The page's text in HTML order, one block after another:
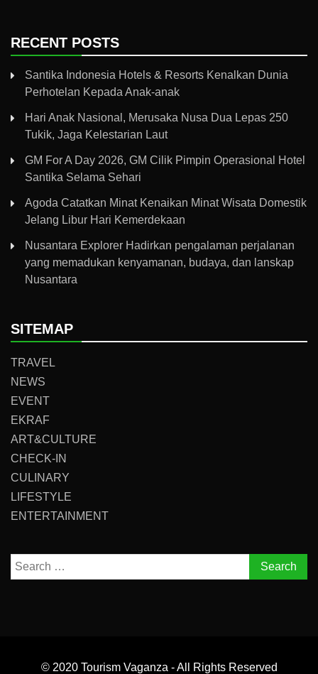
RECENT POSTS
Santika Indonesia Hotels & Resorts Kenalkan Dunia
Perhotelan Kepada Anak-anak
Hari Anak Nasional, Merusaka Nusa Dua Lepas 250
Tukik, Jaga Kelestarian Laut
GM For A Day 2026, GM Cilik Pimpin Operasional Hotel
Santika Selama Sehari
Agoda Catatkan Minat Kenaikan Minat Wisata Domestik
Jelang Libur Hari Kemerdekaan
Nusantara Explorer Hadirkan pengalaman perjalanan
yang memadukan kenyamanan, budaya, dan lanskap
Nusantara
SITEMAP
TRAVEL
NEWS
EVENT
EKRAF
ART&CULTURE
CHECK-IN
CULINARY
LIFESTYLE
ENTERTAINMENT
Search
for:
© 2020 Tourism Vaganza - All Rights Reserved